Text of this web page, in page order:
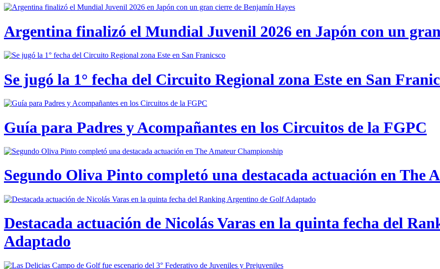
Argentina finalizó el Mundial Juvenil 2026 en Japón con un
Se jugó la 1° fecha del Circuito Regional zona Este en San
Guía para Padres y Acompañantes en los Circuitos de la FGPC
Segundo Oliva Pinto completó una destacada actuación en The
Destacada actuación de Nicolás Varas en la quinta fecha del
Adaptado